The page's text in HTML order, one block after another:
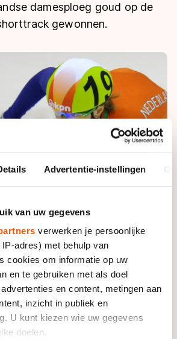
Advertentie-instellingen
van uw gegevens
verwerken je persoonlijke
adres) met behulp van
cookies om informatie op uw
en te gebruiken met als doel
en content, metingen aan
inzicht in publiek en
U kunt kiezen wie uw gegevens
doelen.
& tijden
Schaatstijd
op
en skaten?
verhalen
damesploeg goud op de
gewonnen.
Ruijven, Yara en Sanne van